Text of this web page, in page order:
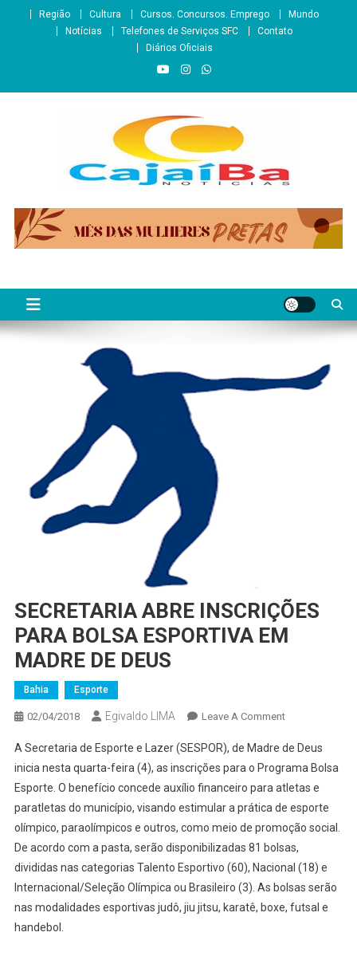
Região Cultura Cursos. Concursos. Emprego
Mundo
Notícias
Telefones de Serviços SFC
Contato
Diários Oficiais
CajaíbaNotícias
SECRETARIA ABRE INSCRIÇÕES
PARA BOLSA ESPORTIVA EM
MADRE DE DEUS
Bahia Esporte
02/04/2018 Egivaldo LIMA Leave A CommentOn
ABRE
INSCRIÇÕES
PARA
BOLSA
ESPORTIVA
EM
MADRE
DE
A Secretaria de Esporte e Lazer (SESPOR), de Madre de Deus
inicia nesta quarta-feira (4), as inscrições para o Programa Bolsa
Esporte. O benefício concede auxílio financeiro para atletas e
paratletas do município, visando estimular a prática de esporte
olímpico, paraolímpicos e outros, como meio de promoção social.
De acordo com a pasta, serão disponibilizadas 81 bolsas,
divididas nas categorias Talento Esportivo (60), Nacional (18) e
Internacional/Seleção Olímpica ou Brasileiro (3). As bolsas serão
nas modalidades esportivas judô, jiu jitsu, karatê, boxe, futsal e
handebol.